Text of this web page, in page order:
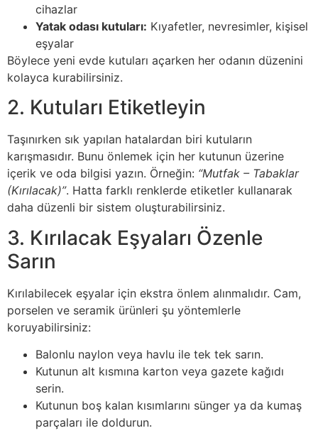
cihazlar
Yatak odası kutuları: Kıyafetler, nevresimler, kişisel
eşyalar
Böylece yeni evde kutuları açarken her odanın düzenini
kolayca kurabilirsiniz.
2. Kutuları Etiketleyin
Taşınırken sık yapılan hatalardan biri kutuların
karışmasıdır. Bunu önlemek için her kutunun üzerine
içerik ve oda bilgisi yazın. Örneğin: “Mutfak – Tabaklar
(Kırılacak)”. Hatta farklı renklerde etiketler kullanarak
daha düzenli bir sistem oluşturabilirsiniz.
3. Kırılacak Eşyaları Özenle
Sarın
Kırılabilecek eşyalar için ekstra önlem alınmalıdır. Cam,
porselen ve seramik ürünleri şu yöntemlerle
koruyabilirsiniz:
Balonlu naylon veya havlu ile tek tek sarın.
Kutunun alt kısmına karton veya gazete kağıdı
serin.
Kutunun boş kalan kısımlarını sünger ya da kumaş
parçaları ile doldurun.